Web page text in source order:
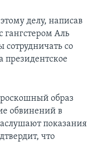
делу, написав
гангстером Аль
сотрудничать со
президентское
образ
обвинений в
показания
что